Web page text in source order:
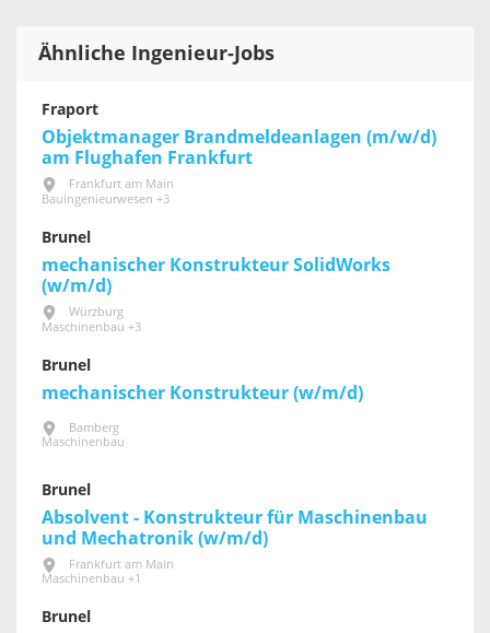
Ähnliche Ingenieur-Jobs
Fraport
Objektmanager Brandmeldeanlagen (m/w/d)
am Flughafen Frankfurt
Frankfurt am Main
Bauingenieurwesen +3
Brunel
mechanischer Konstrukteur SolidWorks
(w/m/d)
Würzburg
Maschinenbau +3
Brunel
mechanischer Konstrukteur (w/m/d)
Bamberg
Maschinenbau
Brunel
Absolvent - Konstrukteur für Maschinenbau
und Mechatronik (w/m/d)
Frankfurt am Main
Maschinenbau +1
Brunel